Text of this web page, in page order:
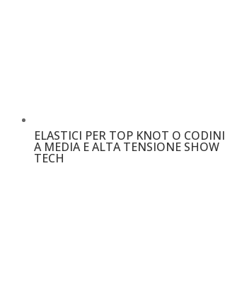
ELASTICI PER TOP KNOT O CODINI
A MEDIA E ALTA TENSIONE SHOW
TECH